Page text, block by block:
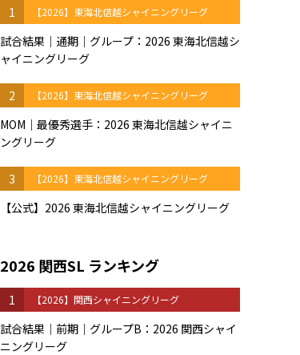
1 【2026】東海北信越シャイニングリーグ
試合結果｜通期｜グループ：2026 東海北信越シ
ャイニングリーグ
2 【2026】東海北信越シャイニングリーグ
MOM｜最優秀選手：2026 東海北信越シャイニ
ングリーグ
3 【2026】東海北信越シャイニングリーグ
【公式】2026 東海北信越シャイニングリーグ
2026 関西SL ランキング
1 【2026】関西シャイニングリーグ
試合結果｜前期｜グループB：2026 関西シャイ
ニングリーグ